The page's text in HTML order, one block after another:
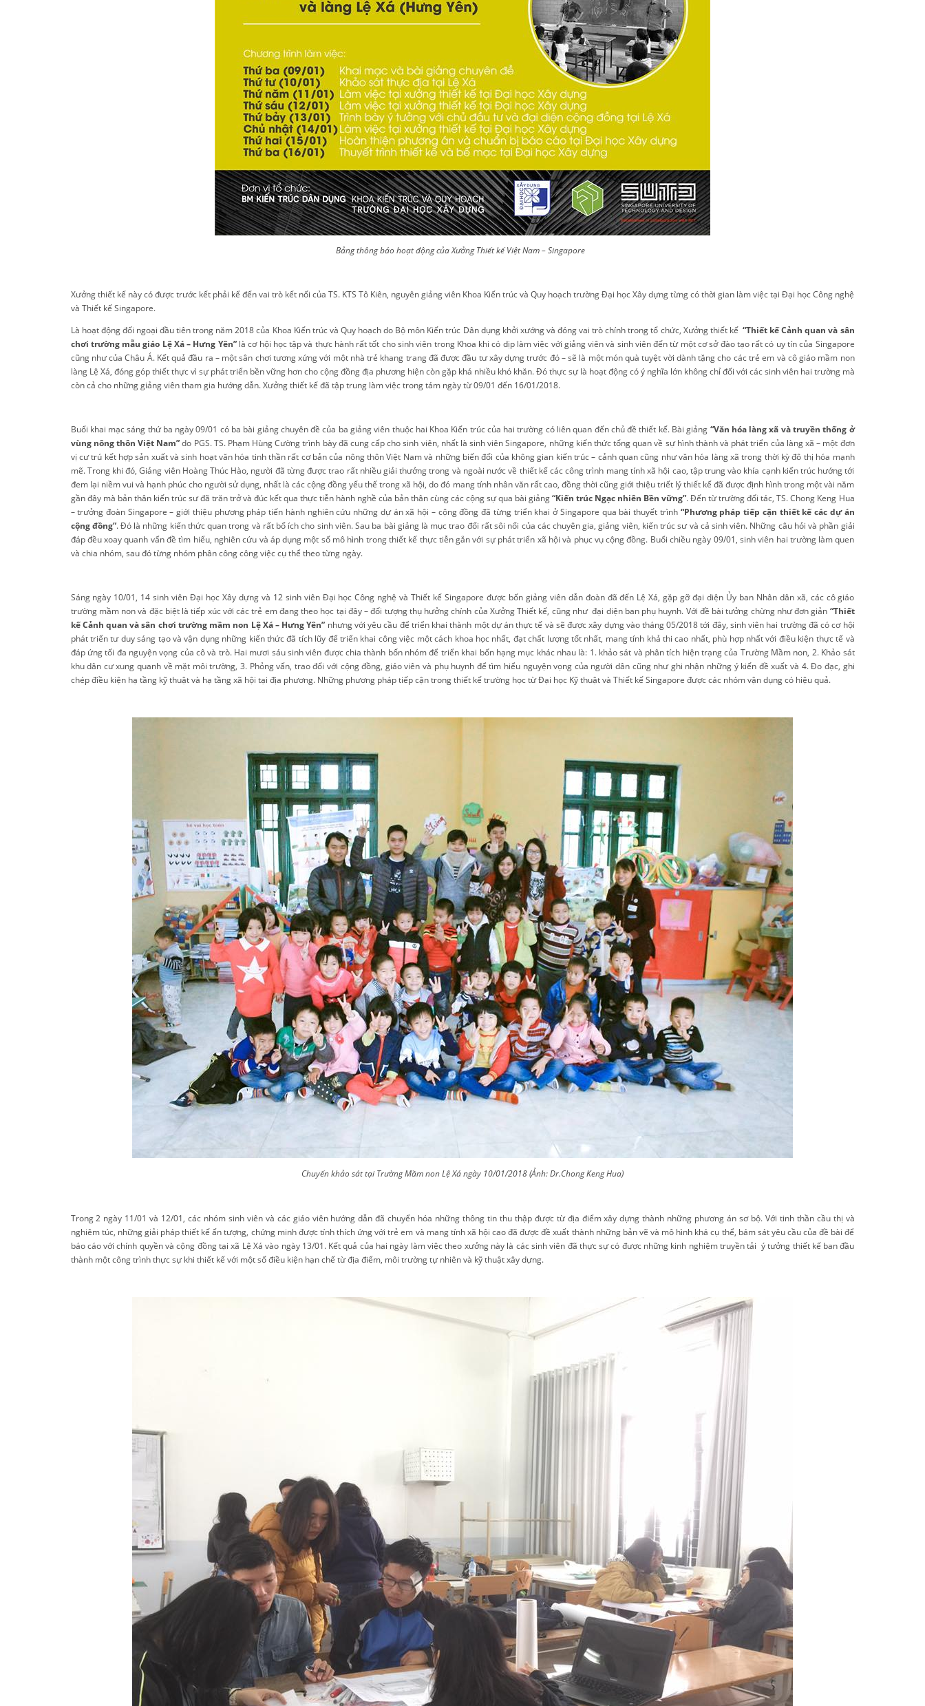
Bảng thông báo hoạt động của Xưởng Thiết kế Việt Nam – Singapore
Xưởng thiết kế này có được trước kết phải kể đến vai trò kết nối của TS. KTS Tô Kiên, nguyên giảng viên Khoa Kiến trúc và Quy hoạch trường Đại học Xây dựng từng có thời gian làm việc tại Đại học Công nghệ
và Thiết kế Singapore.
Là hoạt động đối ngoại đầu tiên trong năm 2018 của Khoa Kiến trúc và Quy hoạch do Bộ môn Kiến trúc Dân dụng khởi xướng và đóng vai trò chính trong tổ chức, Xưởng thiết kế“Thiết kế Cảnh quan và sân
chơi trường mẫu giáo Lệ Xá – Hưng Yên”là cơ hội học tập và thực hành rất tốt cho sinh viên trong Khoa khi có dịp làm việc với giảng viên và sinh viên đến từ một cơ sở đào tạo rất có uy tín của Singapore
cũng như của Châu Á. Kết quả đầu ra – một sân chơi tương xứng với một nhà trẻ khang trang đã được đầu tư xây dựng trước đó –sẽ là một món quàtuyệt vời dành tặngcho các trẻ em và cô giáo mầm non
làng Lệ Xá, đóng góp thiết thực vì sự phát triển bền vững hơn cho cộng đồng địa phương hiệncòn gặp khá nhiều khó khăn. Đó thực sự là hoạt động có ý nghĩa lớn không chỉ đối với các sinh viên hai trường mà
còn cả cho những giảng viên tham gia hướng dẫn. Xưởng thiết kế đã tập trung làm việc trong tám ngày từ 09/01 đến 16/01/2018.
Buổi khai mạc sáng thứ ba ngày 09/01 có ba bài giảng chuyên đề của ba giảng viên thuộc hai Khoa Kiến trúc của hai trường có liên quan đến chủ đề thiết kế. Bài giảng “Văn hóa làng xã và truyền thống ở
vùng nông thôn Việt Nam”do PGS. TS. Phạm Hùng Cường trình bày đã cung cấp cho sinh viên, nhất là sinh viên Singapore, những kiến thức tổng quan về sự hình thành và phát triển của làng xã – một đơn
vị cư trú kết hợp sản xuất và sinh hoạt văn hóa tinh thần rất cơ bản của nông thôn Việt Nam và những biến đổi của không gian kiến trúc – cảnh quan cũng như văn hóa làng xã trong thời kỳ đô thị hóa mạnh
mẽ. Trong khi đó, Giảng viên Hoàng Thúc Hào, người đã từng được trao rất nhiều giải thưởng trong và ngoài nước về thiết kế các công trình mang tính xã hội cao, tập trung vào khía cạnh kiến trúc hướng tới
đem lại niềm vui và hạnh phúc cho người sử dụng, nhất là các cộng đồng yếu thế trong xã hội, do đó mang tính nhân văn rất cao, đồng thời cũng giới thiệu triết lý thiết kế đã được định hình trong một vài năm
gần đây mà bản thân kiến trúc sư đã trăn trở và đúc kết qua thực tiễn hành nghề của bản thân cùng các cộng sự qua bài giảng“Kiến trúc Ngạc nhiên Bền vững”. Đến từ trường đối tác, TS. Chong Keng Hua
– trưởng đoàn Singapore – giới thiệu phương pháp tiến hành nghiên cứu những dự án xã hội – cộng đồng đã từng triển khai ở Singapore qua bài thuyết trình “Phương pháp tiếp cận thiết kế các dự án
cộng đồng”. Đó là những kiến thức quan trọng và rất bổ ích cho sinh viên. Sau ba bài giảng là mục trao đổi rất sôi nổi của các chuyên gia, giảng viên, kiến trúc sư và cả sinh viên. Những câu hỏi và phần giải
đáp đều xoay quanh vấn đề tìm hiểu, nghiên cứu và áp dụng một số mô hình trong thiết kế thực tiễn gắn với sự phát triển xã hội và phục vụ cộng đồng. Buổi chiều ngày 09/01, sinh viên hai trường làm quen
và chia nhóm, sau đó từng nhóm phân công công việc cụ thể theo từng ngày.
Sáng ngày 10/01, 14 sinh viên Đại học Xây dựng và 12 sinh viên Đại học Công nghệ và Thiết kế Singapore được bốn giảng viên dẫn đoàn đã đến Lệ Xá, gặp gỡ đại diện Ủy ban Nhân dân xã, các cô giáo
trường mầm non và đặc biệt là tiếp xúc với các trẻ em đang theo học tại đây – đối tượng thụ hưởng chính của Xưởng Thiết kế, cũng như đại diện ban phụ huynh. Với đề bài tưởng chừng như đơn giản “Thiết
kế Cảnh quan và sân chơi trường mầm non Lệ Xá – Hưng Yên” nhưng với yêu cầu để triển khai thành một dự án thực tế và sẽ được xây dựng vào tháng 05/2018 tới đây, sinh viên hai trường đã có cơ hội
phát triển tư duy sáng tạo và vận dụng những kiến thức đã tích lũy để triển khai công việc một cách khoa học nhất, đạt chất lượng tốt nhất, mang tính khả thi cao nhất, phù hợp nhất với điều kiện thực tế và
đáp ứng tối đa nguyện vọng của cô và trò. Hai mươi sáu sinh viên được chia thành bốn nhóm để triển khai bốn hạng mục khác nhau là: 1. khảo sát và phân tích hiện trạng của Trường Mầm non, 2. Khảo sát
khu dân cư xung quanh về mặt môi trường, 3. Phỏng vấn, trao đổi với cộng đồng, giáo viên và phụ huynh để tìm hiểu nguyện vọng của người dân cũng như ghi nhận những ý kiến đề xuất và 4. Đo đạc, ghi
chép điều kiện hạ tầng kỹ thuật và hạ tầng xã hội tại địa phương. Những phương pháp tiếp cận trong thiết kế trường học từ Đại học Kỹ thuật và Thiết kế Singapore được các nhóm vận dụng có hiệu quả.
Chuyến khảo sát tại Trường Mầm non Lệ Xá ngày 10/01/2018(Ảnh: Dr.Chong Keng Hua)
Trong 2 ngày 11/01 và 12/01, các nhóm sinh viên và các giáo viên hướng dẫn đã chuyển hóa những thông tin thu thập được từ địa điểm xây dựng thành những phương án sơ bộ. Với tinh thần cầu thị và
nghiêm túc, những giải pháp thiết kế ấn tượng, chứng minh được tính thích ứng với trẻ em và mang tính xã hội cao đã được đề xuất thành những bản vẽ và mô hình khá cụ thể, bám sát yêu cầu của đề bài để
báo cáo với chính quyền và cộng đồng tại xã Lệ Xá vào ngày 13/01. Kết quả của hai ngày làm việc theo xưởng này là các sinh viên đã thực sự có được những kinh nghiệm truyền tải ý tưởng thiết kế ban đầu
thành một công trình thực sự khi thiết kế với một số điều kiện hạn chế từ địa điểm, môi trường tự nhiên và kỹ thuật xây dựng.